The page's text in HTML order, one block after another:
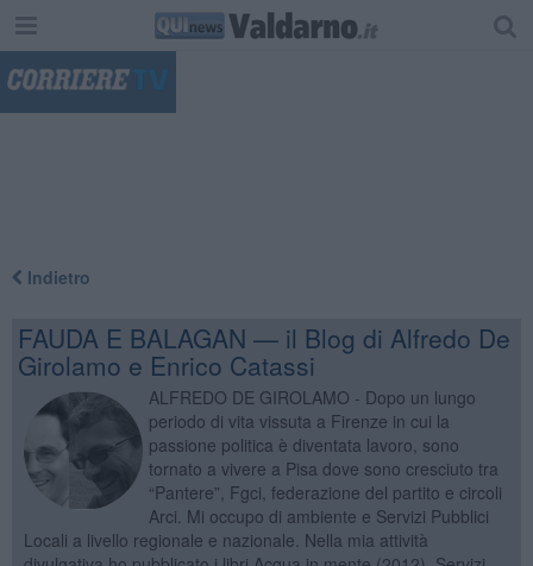
Indietro
FAUDA E BALAGAN — il Blog di Alfredo De
Girolamo e Enrico Catassi
ALFREDO DE GIROLAMO - Dopo un lungo
periodo di vita vissuta a Firenze in cui la
passione politica è diventata lavoro, sono
tornato a vivere a Pisa dove sono cresciuto tra
“Pantere”, Fgci, federazione del partito e circoli
Arci. Mi occupo di ambiente e Servizi Pubblici
Locali a livello regionale e nazionale. Nella mia attività